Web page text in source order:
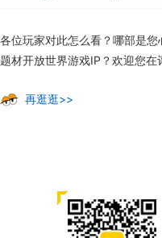
各位玩家对此怎么看？哪部是
题材开放世界游戏IP？欢迎您在
再逛逛>>